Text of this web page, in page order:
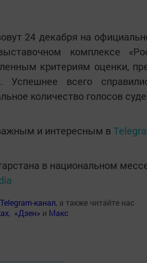
24 декабря на
комплексе
критериям оценки,
Успешнее всего
количество голосов
и интересным в
в национальном
Telegram-канал, а также читайте нас
, «Дзен» и Макс